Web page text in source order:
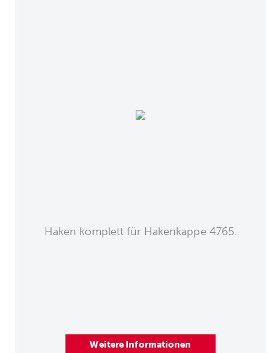
Haken komplett für Hakenkappe 4765.
Weitere Informationen